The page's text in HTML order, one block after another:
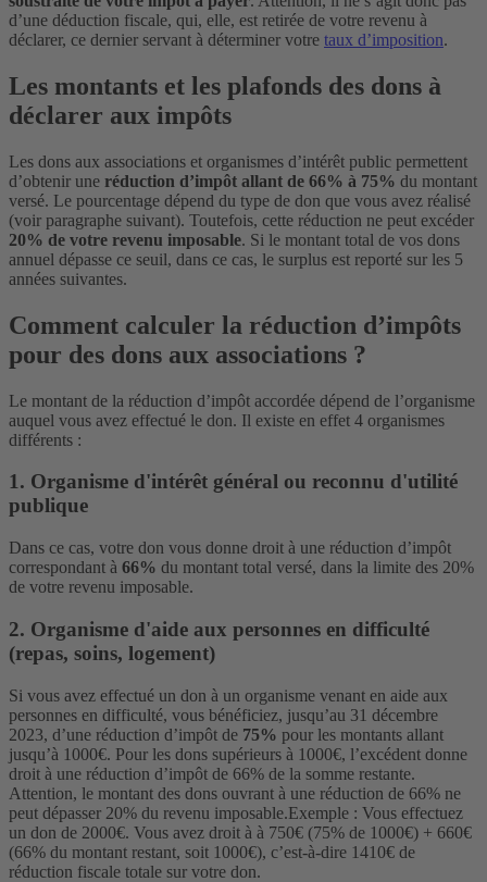
d’une déduction fiscale, qui, elle, est retirée de votre revenu à
déclarer, ce dernier servant à déterminer votre taux d’imposition.
Les montants et les plafonds des dons à
déclarer aux impôts
Les dons aux associations et organismes d’intérêt public permettent
d’obtenir une réduction d’impôt allant de 66% à 75% du montant
versé. Le pourcentage dépend du type de don que vous avez réalisé
(voir paragraphe suivant). Toutefois, cette réduction ne peut excéder
20% de votre revenu imposable. Si le montant total de vos dons
annuel dépasse ce seuil, dans ce cas, le surplus est reporté sur les 5
années suivantes.
Comment calculer la réduction d’impôts
pour des dons aux associations ?
Le montant de la réduction d’impôt accordée dépend de l’organisme
auquel vous avez effectué le don. Il existe en effet 4 organismes
différents :
1. Organisme d'intérêt général ou reconnu d'utilité
publique
Dans ce cas, votre don vous donne droit à une réduction d’impôt
correspondant à 66% du montant total versé, dans la limite des 20%
de votre revenu imposable.
2. Organisme d'aide aux personnes en difficulté
(repas, soins, logement)
Si vous avez effectué un don à un organisme venant en aide aux
personnes en difficulté, vous bénéficiez, jusqu’au 31 décembre
2023, d’une réduction d’impôt de 75% pour les montants allant
jusqu’à 1000€. Pour les dons supérieurs à 1000€, l’excédent donne
droit à une réduction d’impôt de 66% de la somme restante.
Attention, le montant des dons ouvrant à une réduction de 66% ne
peut dépasser 20% du revenu imposable.Exemple : Vous effectuez
un don de 2000€. Vous avez droit à à 750€ (75% de 1000€) + 660€
(66% du montant restant, soit 1000€), c’est-à-dire 1410€ de
réduction fiscale totale sur votre don.